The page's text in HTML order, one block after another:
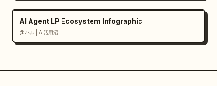
AI Agent LP Ecosystem Infographic
@ハル | AI活用沼